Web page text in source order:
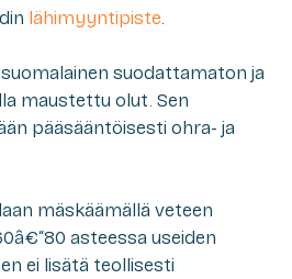
lähimyyntipiste.
suodattamaton ja
maustettu olut. Sen
pääsääntöisesti ohra- ja
mäskäämällä veteen
asteessa useiden
ei lisätä teollisesti